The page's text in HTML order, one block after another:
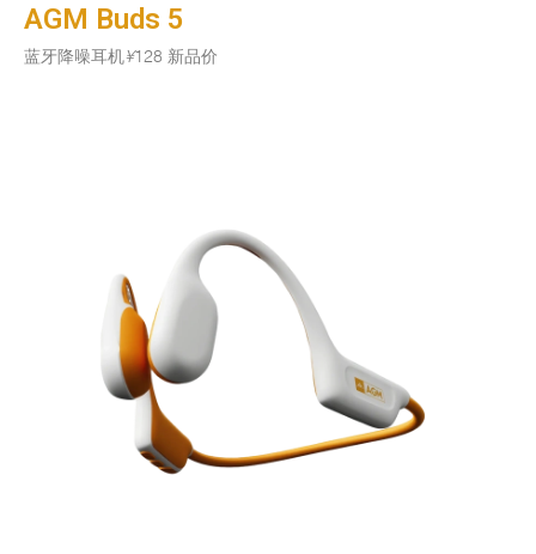
AGM Buds 5
蓝牙降噪耳机¥128 新品价